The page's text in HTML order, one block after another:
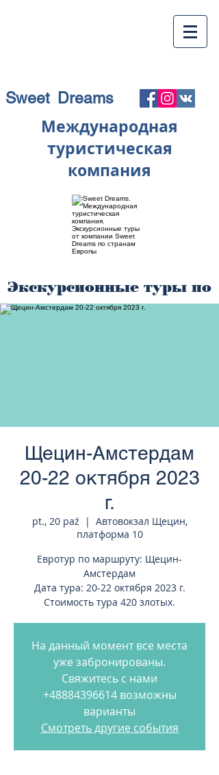
Sweet Dreams
Международная
туристическая
компания
Экскурсионные туры по
странам Европы
Щецин-Амстердам
20-22 октября 2023
г.
pt., 20 paź
  |
Автовокзал Щецин,
платформа 10
Евротур по маршруту: Щецин-
Амстердам
Дата тура: 20-22 октября 2023 г.
Стоимость тура 420 злотых.
На данный момент все места
уже забронированы.
Свяжитесь с нами
+48884396614 возможны
варианты
Смотреть другие события